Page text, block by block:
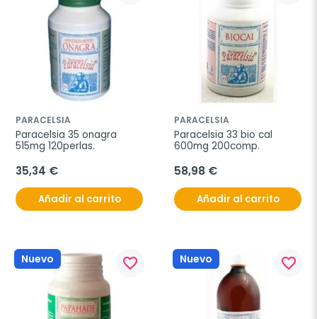
PARACELSIA
Paracelsia 35 onagra
515mg 120perlas.
35,34 €
Añadir al carrito
PARACELSIA
Paracelsia 33 bio cal
600mg 200comp.
58,98 €
Añadir al carrito
Nuevo favorite_border Nuevo favorite_border